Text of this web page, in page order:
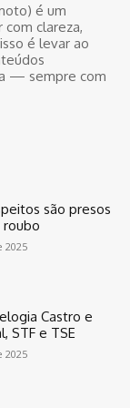
é um
clareza,
é levar ao
— sempre com
são presos
2025
Castro e
STF e TSE
2025